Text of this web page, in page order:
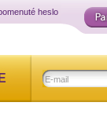
heslo